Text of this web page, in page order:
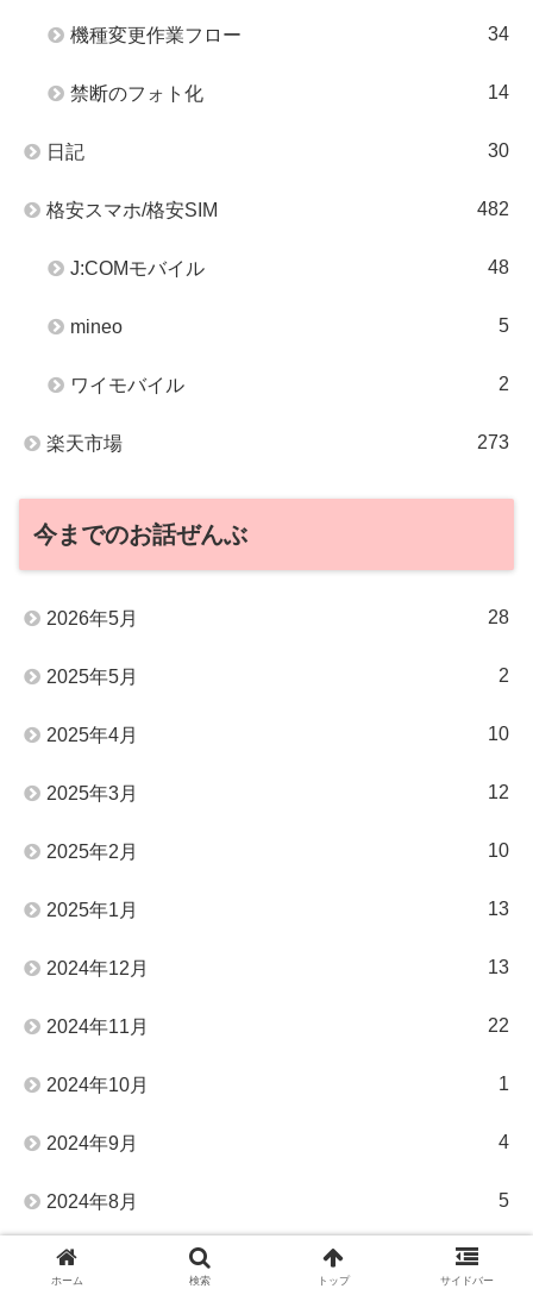
機種変更作業フロー 34
禁断のフォト化 14
日記 30
格安スマホ/格安SIM 482
J:COMモバイル 48
mineo 5
ワイモバイル 2
楽天市場 273
今までのお話ぜんぶ
2026年5月 28
2025年5月 2
2025年4月 10
2025年3月 12
2025年2月 10
2025年1月 13
2024年12月 13
2024年11月 22
2024年10月 1
2024年9月 4
2024年8月 5
2024年7月
ホーム 検索 トップ サイドバー